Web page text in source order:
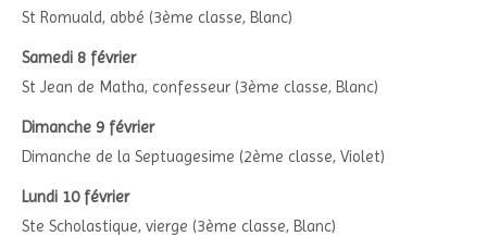
St Romuald, abbé (3ème classe, Blanc)
Samedi 8 février
St Jean de Matha, confesseur (3ème classe, Blanc)
Dimanche 9 février
Dimanche de la Septuagesime (2ème classe, Violet)
Lundi 10 février
Ste Scholastique, vierge (3ème classe, Blanc)